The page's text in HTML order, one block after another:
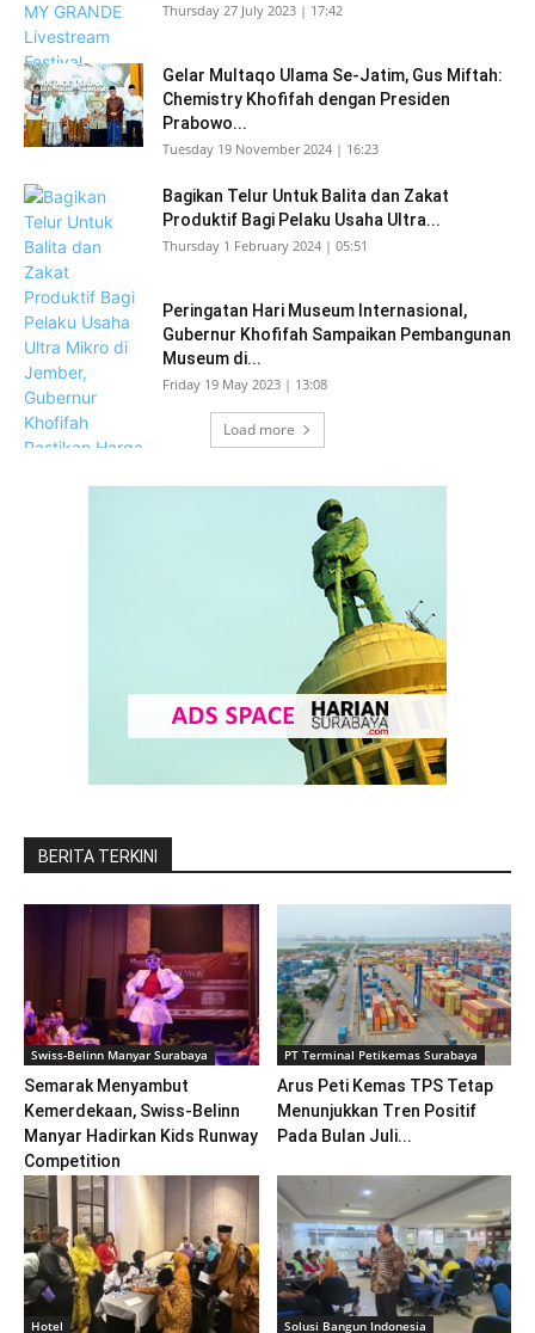
Thursday 27 July 2023 | 17:42
Gelar Multaqo Ulama Se-Jatim, Gus Miftah:
Chemistry Khofifah dengan Presiden
Prabowo...
Tuesday 19 November 2024 | 16:23
Bagikan Telur Untuk Balita dan Zakat
Produktif Bagi Pelaku Usaha Ultra...
Thursday 1 February 2024 | 05:51
Peringatan Hari Museum Internasional,
Gubernur Khofifah Sampaikan Pembangunan
Museum di...
Friday 19 May 2023 | 13:08
Load more
BERITA TERKINI
Swiss-Belinn Manyar Surabaya
Semarak Menyambut
Kemerdekaan, Swiss-Belinn
Manyar Hadirkan Kids Runway
Competition
PT Terminal Petikemas Surabaya
Arus Peti Kemas TPS Tetap
Menunjukkan Tren Positif
Pada Bulan Juli...
Hotel Solusi Bangun Indonesia